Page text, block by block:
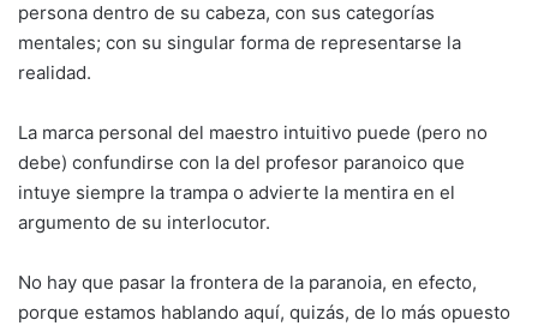
persona dentro de su cabeza, con sus categorías
mentales; con su singular forma de representarse la
realidad.
La marca personal del maestro intuitivo puede (pero no
debe) confundirse con la del profesor paranoico que
intuye siempre la trampa o advierte la mentira en el
argumento de su interlocutor.
No hay que pasar la frontera de la paranoia, en efecto,
porque estamos hablando aquí, quizás, de lo más opuesto